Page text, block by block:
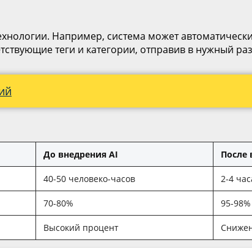
Например, система может
теги и категории, отправив в нужный
До внедрения AI После
40-50 человеко-часов 2-4
70-80% 95-98%
Высокий процент